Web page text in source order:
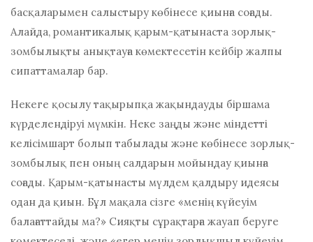
басқаларымен салыстыру көбінесе қиынға соғады.
Алайда, романтикалық қарым-қатынаста зорлық-
зомбылықты анықтауға көмектесетін кейбір жалпы
сипаттамалар бар.
Некеге қосылу тақырыпқа жақындауды біршама
күрделендіруі мүмкін. Неке заңды және міндетті
келісімшарт болып табылады және көбінесе зорлық-
зомбылық пен оның салдарын мойындау қиынға
соғады. Қарым-қатынасты мүлдем қалдыру идеясы
одан да қиын. Бұл мақала сізге «менің күйеуім
балағаттайды ма?» Сияқты сұрақтарға жауап беруге